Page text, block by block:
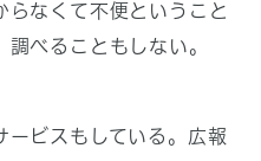
らなくて不便ということ
べることもしない。
ービスもしている。広報